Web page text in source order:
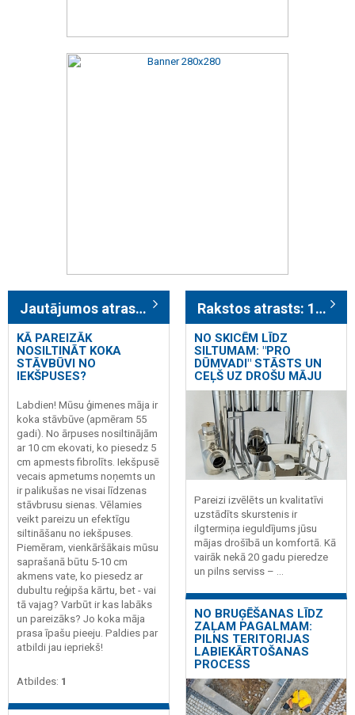
Jautājumos atrasts: 15
KĀ PAREIZĀK
NOSILTINĀT KOKA
STĀVBŪVI NO
IEKŠPUSES?
Labdien! Mūsu ģimenes māja ir
koka stāvbūve (apmēram 55
gadi). No ārpuses nosiltinājām
ar 10 cm ekovati, ko piesedz 5
cm apmests fibrolīts. Iekšpusē
vecais apmetums noņemts un
ir palikušas ne visai līdzenas
stāvbrusu sienas. Vēlamies
veikt pareizu un efektīgu
siltināšanu no iekšpuses.
Piemēram, vienkāršākais mūsu
saprašanā būtu 5-10 cm
akmens vate, ko piesedz ar
dubultu reģipša kārtu, bet - vai
tā vajag? Varbūt ir kas labāks
un pareizāks? Jo koka māja
prasa īpašu pieeju. Paldies par
atbildi jau iepriekš!
Atbildes: 1
Rakstos atrasts: 1243
NO SKICĒM LĪDZ
SILTUMAM: "PRO
DŪMVADI" STĀSTS UN
CEĻŠ UZ DROŠU MĀJU
Pareizi izvēlēts un kvalitatīvi
uzstādīts skurstenis ir
ilgtermiņa ieguldījums jūsu
mājas drošībā un komfortā. Kā
vairāk nekā 20 gadu pieredze
un pilns serviss – ...
NO BRUĢĒŠANAS LĪDZ
ZAĻAM PAGALMAM:
PILNS TERITORIJAS
LABIEKĀRTOŠANAS
PROCESS